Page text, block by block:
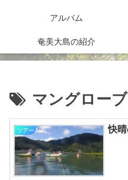
アルバム
奄美大島の紹介
マングロー
ツアー 快